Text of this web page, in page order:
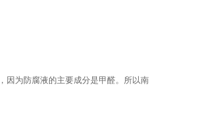
为防腐液的主要成分是甲醛。所以南